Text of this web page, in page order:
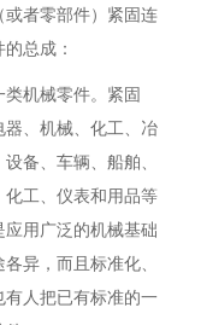
者零部件）紧固连
总成：
机械零件。紧固
、机械、化工、冶
备、车辆、船舶、
工、仪表和用品等
用广泛的机械基础
异，而且标准化、
人把已有标准的一